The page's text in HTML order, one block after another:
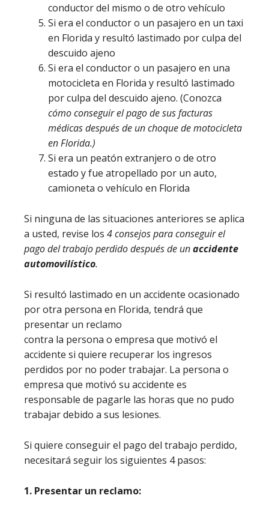
conductor del mismo o de otro vehículo
Si era el conductor o un pasajero en un taxi
en Florida y resultó lastimado por culpa del
descuido ajeno
Si era el conductor o un pasajero en una
motocicleta en Florida y resultó lastimado
por culpa del descuido ajeno. (Conozca
cómo conseguir el pago de sus facturas
médicas después de un choque de motocicleta
en Florida.)
Si era un peatón extranjero o de otro
estado y fue atropellado por un auto,
camioneta o vehículo en Florida
Si ninguna de las situaciones anteriores se aplica
a usted, revise los 4 consejos para conseguir el
pago del trabajo perdido después de unaccidente
automovilístico.
Si resultó lastimado en un accidente ocasionado
por otra persona en Florida, tendrá que
presentar un reclamo
contra la persona o empresa que motivó el
accidente si quiere recuperar los ingresos
perdidos por no poder trabajar. La persona o
empresa que motivó su accidente es
responsable de pagarle las horas que no pudo
trabajar debido a sus lesiones.
Si quiere conseguir el pago del trabajo perdido,
necesitará seguir los siguientes 4 pasos:
1. Presentar un reclamo: